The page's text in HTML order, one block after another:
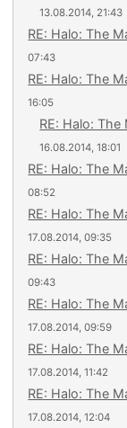
13.08.2014, 21:43
RE: Halo: The
07:43
RE: Halo: The
16:05
RE: Halo:
16.08.2014, 18:01
RE: Halo: The
08:52
RE: Halo: The
17.08.2014, 09:35
RE: Halo: The
09:43
RE: Halo: The
17.08.2014, 09:59
RE: Halo: The
17.08.2014, 11:42
RE: Halo: The
17.08.2014, 12:04